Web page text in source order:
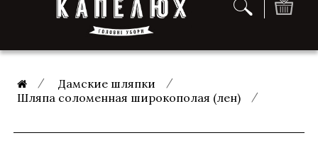
Дамские шляпки
Шляпа соломенная широкополая (лен)